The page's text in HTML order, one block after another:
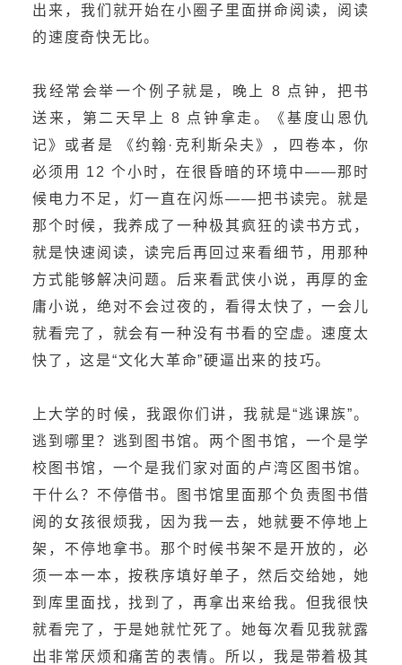
出来，我们就开始在小圈子里面拼命阅读，阅读
的速度奇快无比。
我经常会举一个例子就是，晚上 8 点钟，把书
送来，第二天早上 8 点钟拿走。《基度山恩仇
记》或者是 《约翰·克利斯朵夫》，四卷本，你
必须用 12 个小时，在很昏暗的环境中——那时
候电力不足，灯一直在闪烁——把书读完。就是
那个时候，我养成了一种极其疯狂的读书方式，
就是快速阅读，读完后再回过来看细节，用那种
方式能够解决问题。后来看武侠小说，再厚的金
庸小说，绝对不会过夜的，看得太快了，一会儿
就看完了，就会有一种没有书看的空虚。速度太
快了，这是“文化大革命”硬逼出来的技巧。
上大学的时候，我跟你们讲，我就是“逃课族”。
逃到哪里？逃到图书馆。两个图书馆，一个是学
校图书馆，一个是我们家对面的卢湾区图书馆。
干什么？不停借书。图书馆里面那个负责图书借
阅的女孩很烦我，因为我一去，她就要不停地上
架，不停地拿书。那个时候书架不是开放的，必
须一本一本，按秩序填好单子，然后交给她，她
到库里面找，找到了，再拿出来给我。但我很快
就看完了，于是她就忙死了。她每次看见我就露
出非常厌烦和痛苦的表情。所以，我是带着极其